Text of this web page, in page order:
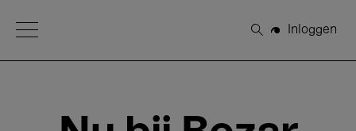
Open Menu
Zoeken
Inloggen